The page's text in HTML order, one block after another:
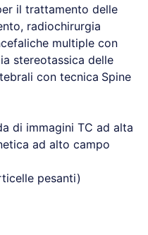
il trattamento delle
radiochirurgia
multiple con
stereotassica delle
con tecnica Spine
di immagini TC ad alta
ad alto campo
pesanti)